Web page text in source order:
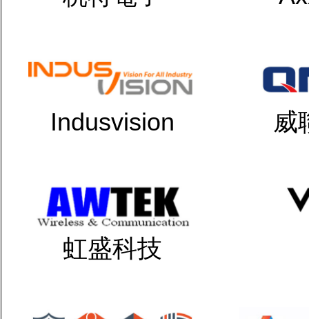
Indusvision 威
虹盛科技